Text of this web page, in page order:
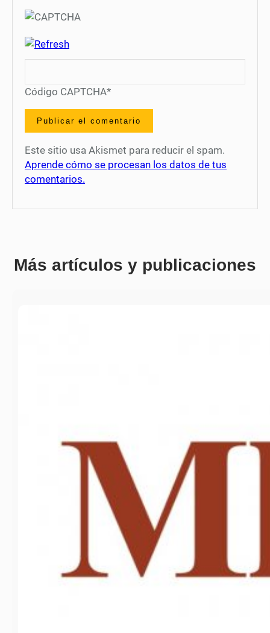
Código CAPTCHA*
Este sitio usa Akismet para reducir el spam.
Aprende cómo se procesan los datos de tus
comentarios.
Más artículos y publicaciones